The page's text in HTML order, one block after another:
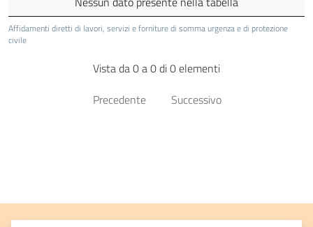
Affidamenti diretti di lavori, servizi e forniture di somma urgenza e di protezione
civile
Vista da 0 a 0 di 0 elementi
Precedente
Successivo